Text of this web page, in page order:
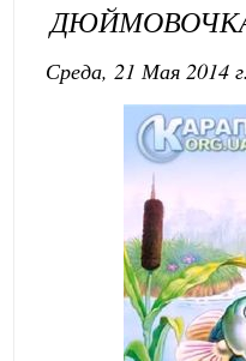
Среда, 21 Мая 2014